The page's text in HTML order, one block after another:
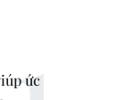
ức